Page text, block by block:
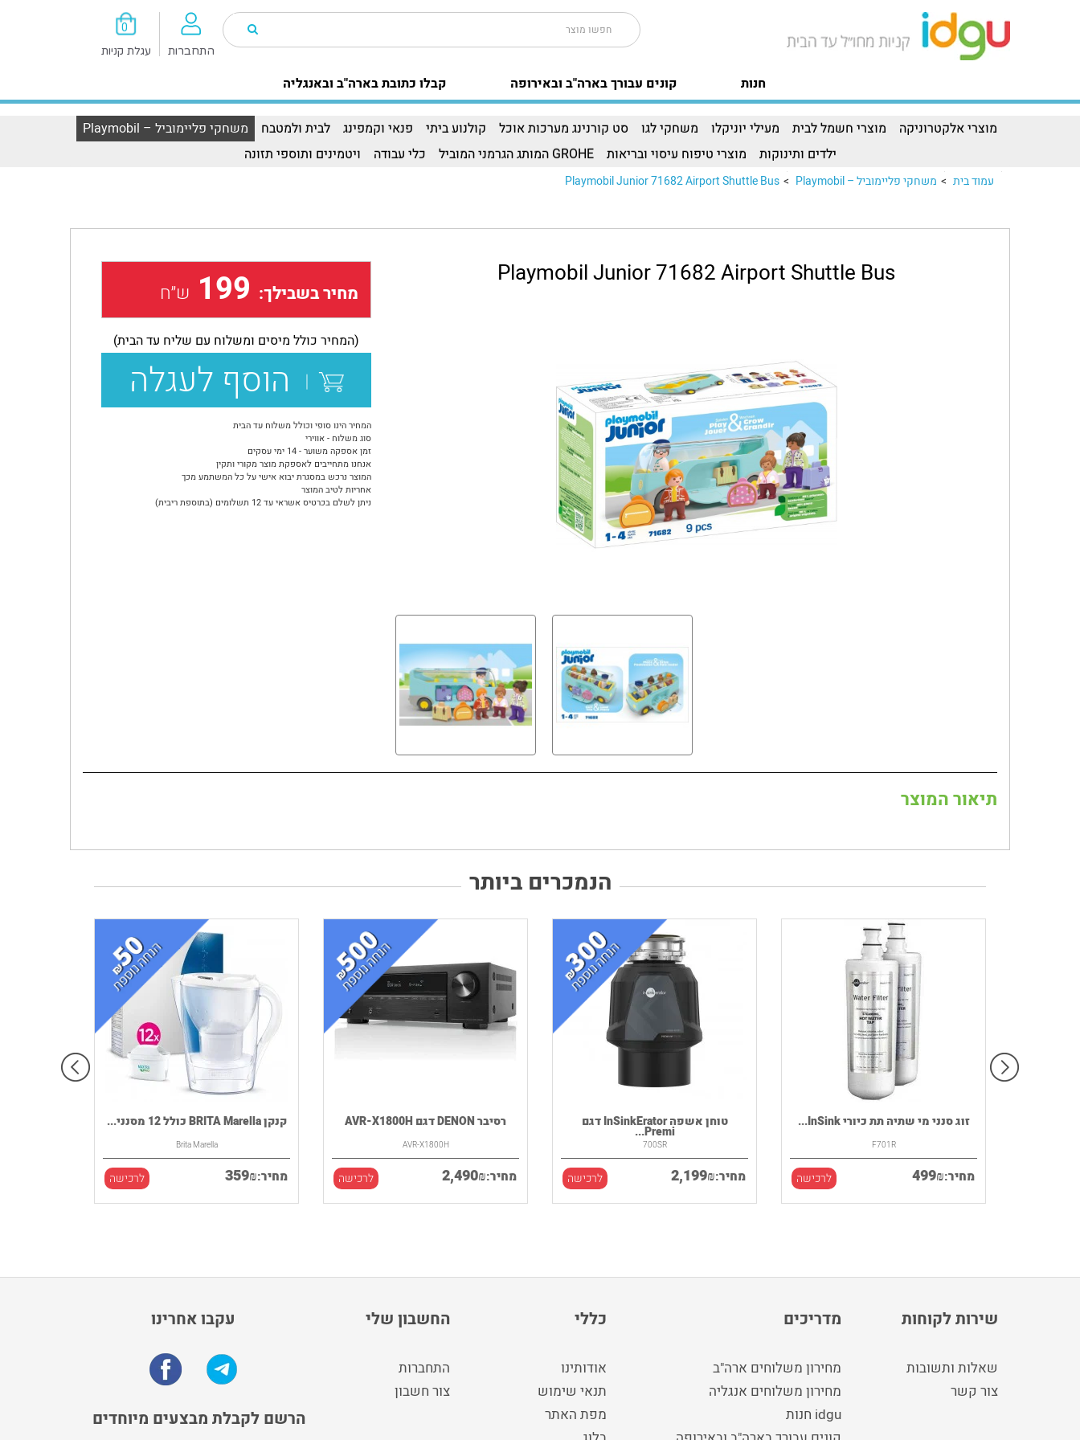
0
עגלת קניות התחברות
קבלו כתובת בארה"ב ובאנגליה קונים עבורך בארה"ב ובאירופה חנות
מוצרי אלקטרוניקה מוצרי חשמל לבית מעילי יוניקלו משחקי לגו סט קורנינג מערכות אוכל קולנוע ביתי פנאי וקמפינג לבית ולמטבח
משחקי פליימוביל – Playmobil
ילדים ותינוקות
מוצרי טיפוח עיסוי ובריאות GROHE המותג הגרמני המוביל כלי עבודה ויטמינים ותוספי תזונה
עמוד בית > משחקי פליימוביל – Playmobil >
Playmobil Junior 71682 Airport Shuttle Bus
Playmobil Junior 71682 Airport Shuttle Bus
מחיר בשבילך: 199 ש״ח
(המחיר כולל מיסים ומשלוח עם שליח עד הבית)
הוסף לעגלה
המחיר הינו סופי וכולל משלוח עד הבית
סוג משלוח - אווירי
זמן אספקה משוער - 14 ימי עסקים
אנחנו מתחייבים לאספקת מוצר מקורי ותקין
המוצר נרכש במסגרת יבוא אישי על כל המשתמע מכך
אחריות לטיב המוצר
ניתן לשלם בכרטיס אשראי עד 12 תשלומים (בתוספת ריבית)
תיאור המוצר
הנמכרים ביותר
קנקן BRITA Marella כולל 12 מסנני...
Brita Marella
מחיר: 359₪ לרכישה
רסיבר DENON דגם AVR-X1800H
AVR-X1800H
מחיר: 2,490₪ לרכישה
טוחן אשפה InSinkErator דגם
Premi...
700SR
מחיר: 2,199₪ לרכישה
זוג סנני מי שתיה תת כיורי InSink...
F701R
מחיר: 499₪ לרכישה
עקבו אחרינו
הרשם לקבלת מבצעים מיוחדים
החשבון שלי
התחברות
צור חשבון
כללי
אודותינו
תנאי שימוש
מפת האתר
מדריכים
מחירון משלוחים ארה"ב
מחירון משלוחים אנגליה
idgu חנות
שירות לקוחות
שאלות ותשובות
צור קשר